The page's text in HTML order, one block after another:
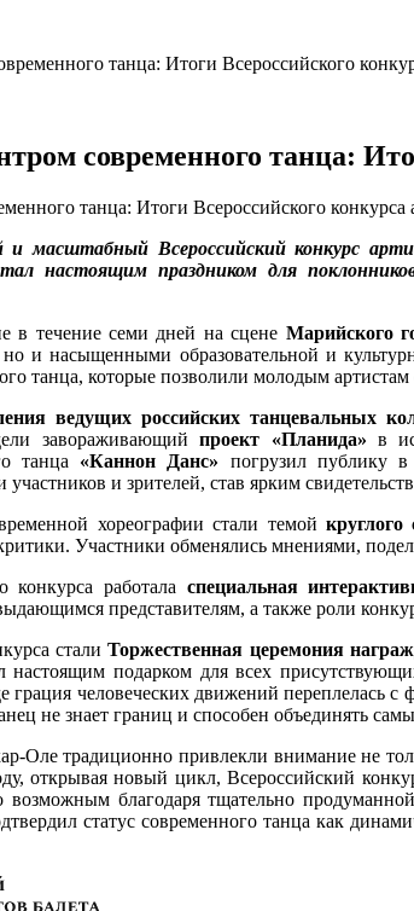
танца: Итоги Всероссийского
современного танца:
масштабный Всероссийский конкурс
настоящим праздником для
в течение семи дней на сцене Марийского
и насыщенными образовательной и
танца, которые позволили молодым
ведущих российских танцевальных
завораживающийпроект «Планида» в
танца «Каннон Данс» погрузил публику
и зрителей, став ярким
хореографии стали темой круглого
Участники обменялись мнениями,
работала специальная
представителям, а также роли
сталиТоржественная церемония
настоящим подарком для всех
грация человеческих движений переплелась
не знает границ и способен объединять
Оле традиционно привлекли внимание не
открывая новый цикл, Всероссийский
возможным благодаря тщательно
статус современного танца как